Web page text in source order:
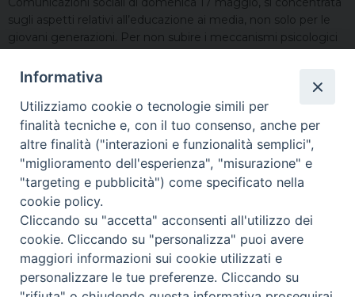
sugli aspetti relativi all’educazione ai media, non solo per le
giovani generazioni. Per non subire i meccanismi psicologici
“consapevolezza”. Il testo fissa tre pilastri (responsabilità,
pratiche e quotidiane per tutelarsi: interrogare le fonti,
riconoscere i trigger emotivi, difendere la propria intimità e
coltivare un sano dubbio metodico.
Per consultare l’audiovisivo: link
Informativa
Utilizziamo cookie o tecnologie simili per
finalità tecniche e, con il tuo consenso, anche per
altre finalità ("interazioni e funzionalità semplici",
"miglioramento dell'esperienza", "misurazione" e
"targeting e pubblicità") come specificato nella
cookie policy.
Cliccando su "accetta" acconsenti all'utilizzo dei
cookie. Cliccando su "personalizza" puoi avere
maggiori informazioni sui cookie utilizzati e
personalizzare le tue preferenze. Cliccando su